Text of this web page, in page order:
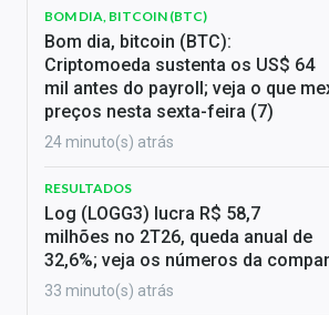
BOM DIA, BITCOIN (BTC)
Bom dia, bitcoin (BTC):
Criptomoeda sustenta os US$ 64
mil antes do payroll; veja o que
preços nesta sexta-feira (7)
24 minuto(s) atrás
RESULTADOS
Log (LOGG3) lucra R$ 58,7
milhões no 2T26, queda anual de
32,6%; veja os números da
33 minuto(s) atrás